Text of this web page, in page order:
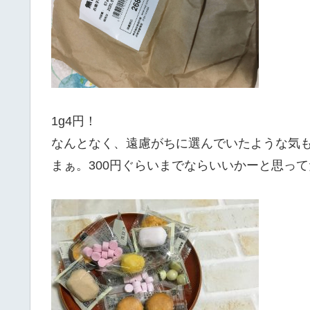
1g4円！
なんとなく、遠慮がちに選んでいたような気
まぁ。300円ぐらいまでならいいかーと思って